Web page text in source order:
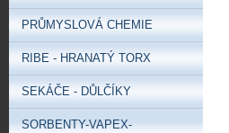
PRŮMYSLOVÁ CHEMIE
RIBE - HRANATÝ TORX
SEKÁČE - DŮLČÍKY
SORBENTY-VAPEX-